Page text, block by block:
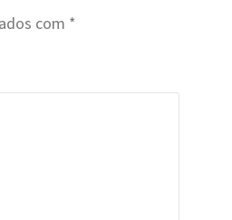
com *